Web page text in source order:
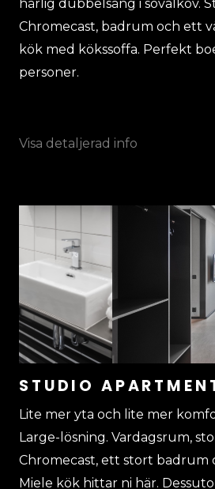
Chromecast, badrum och ett
kök med kökssoffa. Perfekt
personer.
STUDIO
Lite mer yta och lite mer
Large-lösning. Vardagsrum,
Chromecast, ett stort badrum
Miele kök hittar ni här.